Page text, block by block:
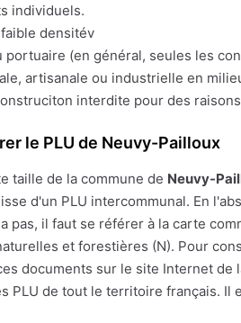
individuels.
densitév
portuaire (en général, seules les
artisanale ou industrielle en
interdite pour des
le PLU de Neuvy-Pailloux
taille de la commune de Neuvy-
d'un PLU intercommunal. En
pas, il faut se référer à la carte
et forestières (N). Pour
documents sur le site Internet
PLU de tout le territoire français.